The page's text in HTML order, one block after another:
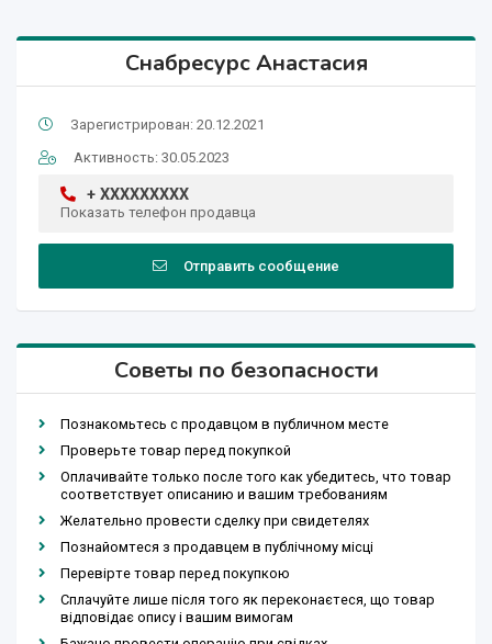
Снабресурс Анастасия
Зарегистрирован: 20.12.2021
Активность: 30.05.2023
+ XXXXXXXXX
Показать телефон продавца
Отправить сообщение
Советы по безопасности
Познакомьтесь с продавцом в публичном месте
Проверьте товар перед покупкой
Оплачивайте только после того как убедитесь, что товар
соответствует описанию и вашим требованиям
Желательно провести сделку при свидетелях
Познайомтеся з продавцем в публічному місці
Перевірте товар перед покупкою
Сплачуйте лише після того як переконаєтеся, що товар
відповідає опису і вашим вимогам